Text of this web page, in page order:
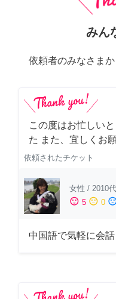
みん
依頼者のみなさま
この度はお忙しい
た また、宜しくお
依頼されたチケット
女性 / 2010代
sentiment_satisfied 5 sentiment_neutral 0
中国語で気軽に会話